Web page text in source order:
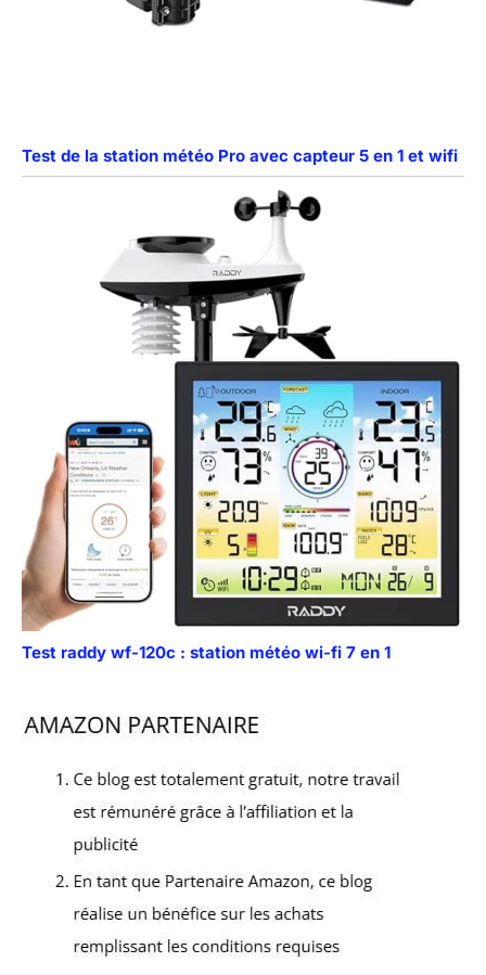
Test de la station météo Pro avec capteur 5 en 1 et wifi
Test raddy wf-120c : station météo wi-fi 7 en 1